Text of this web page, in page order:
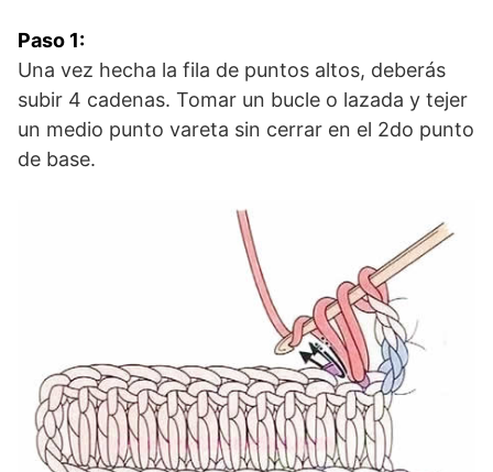
Paso 1:
Una vez hecha la fila de puntos altos, deberás
subir 4 cadenas. Tomar un bucle o lazada y tejer
un medio punto vareta sin cerrar en el 2do punto
de base.